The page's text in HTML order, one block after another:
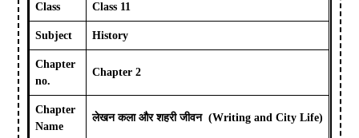
Class Class 11
Subject History
Chapter
no.
Chapter 2
Chapter
Name
लेखन कला और शहरी जीवन (Writing and City Life)